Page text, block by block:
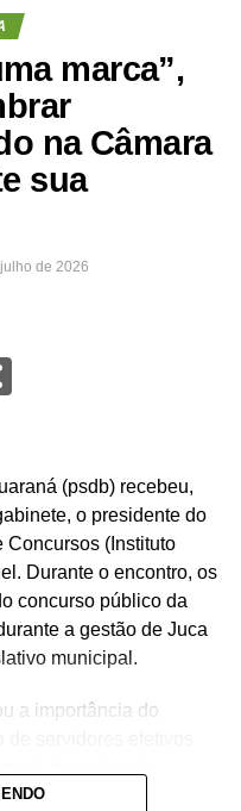
marca”,
na Câmara
sua
de 2026
Share
(psdb) recebeu,
o presidente do
Concursos (Instituto
Durante o encontro, os
concurso público da
a gestão de Juca
municipal.
a importância do